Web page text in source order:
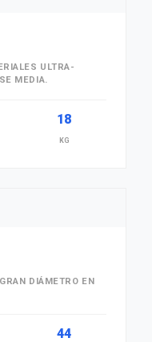
ULTRA-
MEDIA.
18
KG
DIÁMETRO EN
44